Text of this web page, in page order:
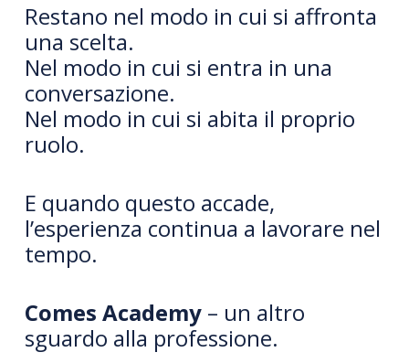
Restano nel modo in cui si affronta
una scelta.
Nel modo in cui si entra in una
conversazione.
Nel modo in cui si abita il proprio
ruolo.
E quando questo accade,
l’esperienza continua a lavorare nel
tempo.
Comes Academy– un altro
sguardo alla professione.